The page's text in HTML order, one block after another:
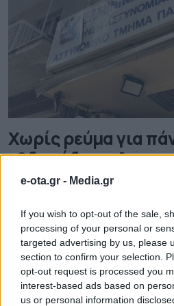
e-ota.gr - Media.gr
If you wish to opt-out of the sale,
processing of your personal or
targeted advertising by us, please
section to confirm your selection.
opt-out request is processed you
interest-based ads based on
us or personal information
Χωρίς ρεύμα για
εβδομάδα το
Παγκρατίου –
Ο Αντιπρόεδρος της Ένωσης
Αττικής τόνισε την ανάγκη
του Τμήματος και ζήτησε από
αναλάβουν τις ευθύνες τους
19.09.2025 - 11.01